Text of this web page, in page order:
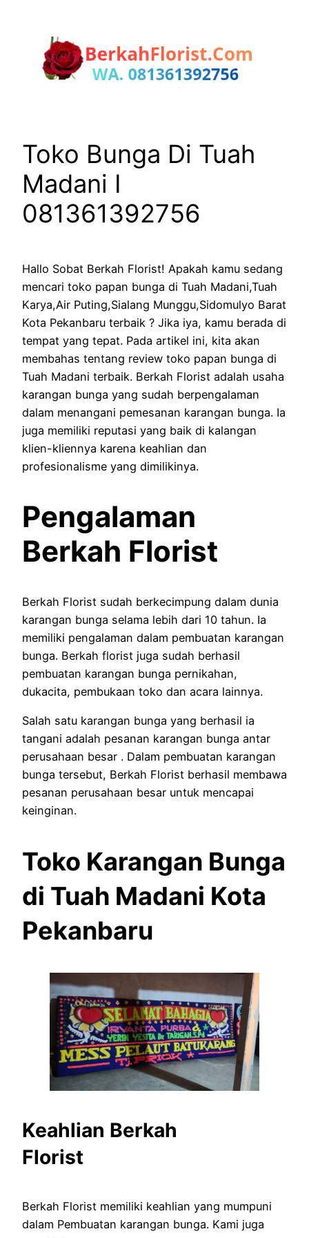
Toko Bunga Di Tuah
Madani I
081361392756
Hallo Sobat Berkah Florist! Apakah kamu sedang
mencari toko papan bunga di Tuah Madani,Tuah
Karya,Air Puting,Sialang Munggu,Sidomulyo Barat
Kota Pekanbaru terbaik ? Jika iya, kamu berada di
tempat yang tepat. Pada artikel ini, kita akan
membahas tentang review toko papan bunga di
Tuah Madani terbaik. Berkah Florist adalah usaha
karangan bunga yang sudah berpengalaman
dalam menangani pemesanan karangan bunga. Ia
juga memiliki reputasi yang baik di kalangan
klien-kliennya karena keahlian dan
profesionalisme yang dimilikinya.
Pengalaman
Berkah Florist
Berkah Florist sudah berkecimpung dalam dunia
karangan bunga selama lebih dari 10 tahun. Ia
memiliki pengalaman dalam pembuatan karangan
bunga. Berkah florist juga sudah berhasil
pembuatan karangan bunga pernikahan,
dukacita, pembukaan toko dan acara lainnya.
Salah satu karangan bunga yang berhasil ia
tangani adalah pesanan karangan bunga antar
perusahaan besar . Dalam pembuatan karangan
bunga tersebut, Berkah Florist berhasil membawa
pesanan perusahaan besar untuk mencapai
keinginan.
Toko Karangan Bunga
di Tuah Madani Kota
Pekanbaru
Keahlian Berkah
Florist
Berkah Florist memiliki keahlian yang mumpuni
dalam Pembuatan karangan bunga. Kami juga